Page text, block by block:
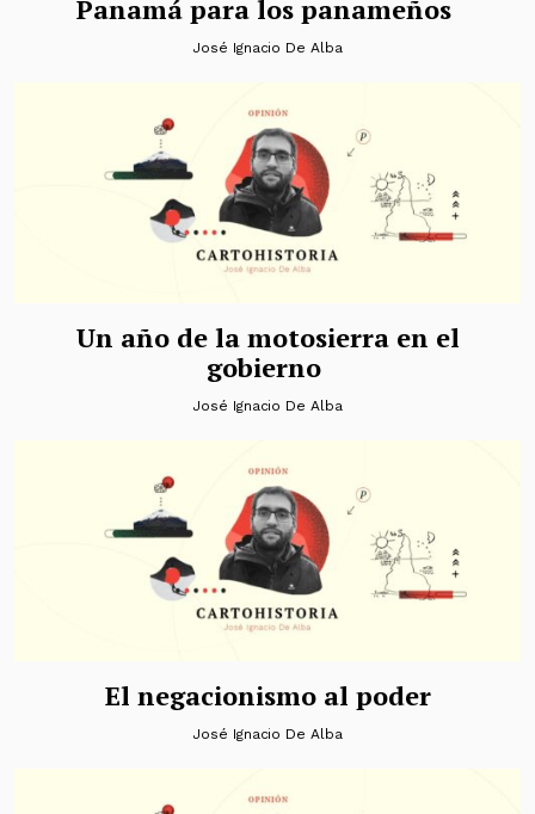
Panamá para los panameños
José Ignacio De Alba
Un año de la motosierra en el
gobierno
José Ignacio De Alba
El negacionismo al poder
José Ignacio De Alba